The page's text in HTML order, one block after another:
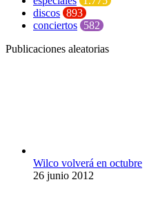
discos 893
conciertos 582
Publicaciones aleatorias
Wilco volverá en octubre
26 junio 2012